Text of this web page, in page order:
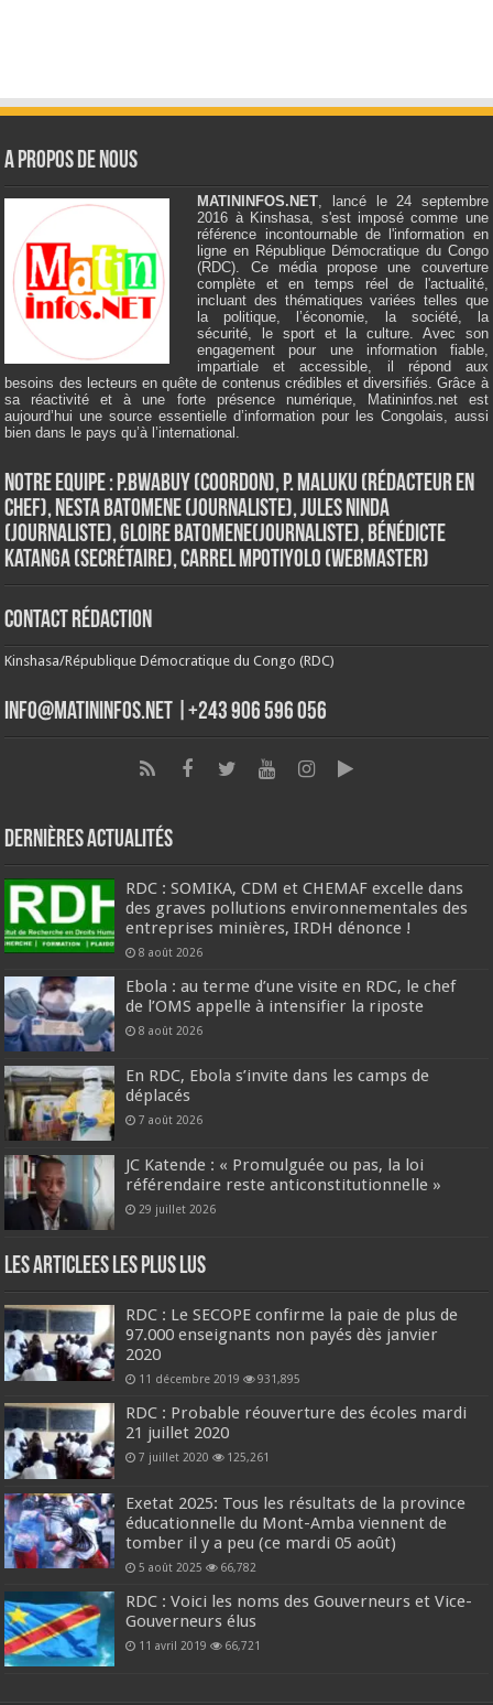
A Propos de Nous
MATININFOS.NET , lancé le 24 septembre
2016 à Kinshasa, s'est imposé comme une
référence incontournable de l'information en
ligne en République Démocratique du Congo
(RDC). Ce média propose une couverture
complète et en temps réel de l'actualité,
incluant des thématiques variées telles que
la politique, l’économie, la société, la
sécurité, le sport et la culture. Avec son
engagement pour une information fiable,
impartiale et accessible, il répond aux
besoins des lecteurs en quête de contenus crédibles et diversifiés. Grâce à
sa réactivité et à une forte présence numérique, Matininfos.net est
aujourd’hui une source essentielle d’information pour les Congolais, aussi
bien dans le pays qu’à l’international.
Notre Equipe : P.Bwabuy (Coordon), P. Maluku (Rédacteur en
Chef), Nesta Batomene (Journaliste), Jules Ninda
(Journaliste), Gloire Batomene(Journaliste), Bénédicte
Katanga (Secrétaire), Carrel Mpotiyolo (Webmaster)
Contact Rédaction
Kinshasa/République Démocratique du Congo (RDC)
info@matininfos.net |+243 906 596 056
Dernières Actualités
RDC : SOMIKA, CDM et CHEMAF excelle dans
des graves pollutions environnementales des
entreprises minières, IRDH dénonce !
8 août 2026
Ebola : au terme d’une visite en RDC, le chef
de l’OMS appelle à intensifier la riposte
8 août 2026
En RDC, Ebola s’invite dans les camps de
déplacés
7 août 2026
JC Katende : « Promulguée ou pas, la loi
référendaire reste anticonstitutionnelle »
29 juillet 2026
Les Articlees les plus Lus
RDC : Le SECOPE confirme la paie de plus de
97.000 enseignants non payés dès janvier
2020
11 décembre 2019 931,895
RDC : Probable réouverture des écoles mardi
21 juillet 2020
7 juillet 2020 125,261
Exetat 2025: Tous les résultats de la province
éducationnelle du Mont-Amba viennent de
tomber il y a peu (ce mardi 05 août)
5 août 2025 66,782
RDC : Voici les noms des Gouverneurs et Vice-
Gouverneurs élus
11 avril 2019 66,721